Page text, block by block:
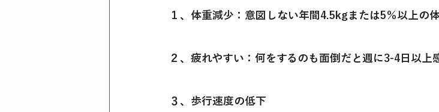
１、体重減少：意図しない年間4.5kgまたは5％以上の
２、疲れやすい：何をするのも面倒だと週に3-4日以上
３、歩行速度の低下